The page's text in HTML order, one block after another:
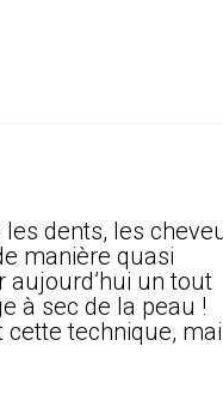
dents, les
manière quasi
un tout
à sec de la peau !
technique,